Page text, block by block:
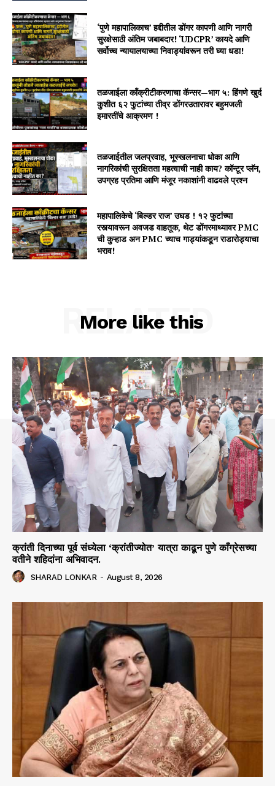
‘पुणे महापालिकाच’ हद्दीतील डोंगर कापणी आणि नागरी
सुरक्षेसाठी अंतिम जबाबदार! ‘UDCPR’ कायदे आणि
सर्वोच्च न्यायालयाच्या निवाड्यांवरून तरी घ्या धडा!
तळजाईला काँक्रीटीकरणाचा कॅन्सर—भाग ५: हिंगणे खुर्द
कुशीत ६२ फुटांच्या तीव्र डोंगरउतारावर बहुमजली
इमारतींचे आक्रमण !
तळजाईतील जलप्रवाह, भूस्खलनाचा धोका आणि
नागरिकांची सुरक्षितता महत्वाची नाही काय? कॉन्टूर प्लॅन,
उपग्रह प्रतिमा आणि मंजूर नकाशांनी वाढवले प्रश्न
महापालिकेचे ‘बिल्डर राज’ उघड ! १२ फुटांच्या
रस्त्यावरून अवजड वाहतूक, थेट डोंगरमाथ्यावर PMC
ची कुऱ्हाड अन PMC च्याच गाड्यांकडून राडारोड्याचा
भराव!
More like this
RELATED
क्रांती दिनाच्या पूर्व संध्येला ‘क्रांतीज्योत’ यात्रा काढून पुणे काँग्रेसच्या
वतीने शहिदांना अभिवादन.
SHARAD LONKAR - August 8, 2026